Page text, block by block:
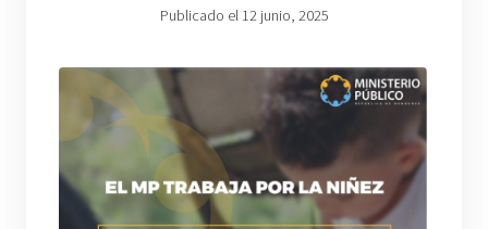
Publicado el 12 junio, 2025